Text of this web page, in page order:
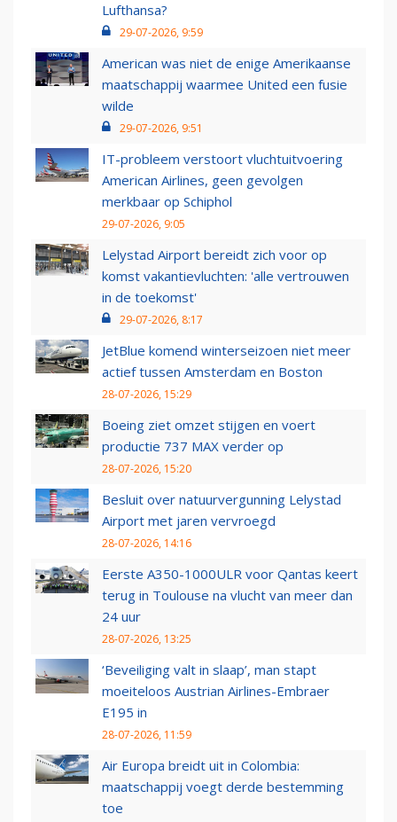
Lufthansa?
29-07-2026, 9:59
American was niet de enige Amerikaanse
maatschappij waarmee United een fusie
wilde
29-07-2026, 9:51
IT-probleem verstoort vluchtuitvoering
American Airlines, geen gevolgen
merkbaar op Schiphol
29-07-2026, 9:05
Lelystad Airport bereidt zich voor op
komst vakantievluchten: 'alle vertrouwen
in de toekomst'
29-07-2026, 8:17
JetBlue komend winterseizoen niet meer
actief tussen Amsterdam en Boston
28-07-2026, 15:29
Boeing ziet omzet stijgen en voert
productie 737 MAX verder op
28-07-2026, 15:20
Besluit over natuurvergunning Lelystad
Airport met jaren vervroegd
28-07-2026, 14:16
Eerste A350-1000ULR voor Qantas keert
terug in Toulouse na vlucht van meer dan
24 uur
28-07-2026, 13:25
‘Beveiliging valt in slaap’, man stapt
moeiteloos Austrian Airlines-Embraer
E195 in
28-07-2026, 11:59
Air Europa breidt uit in Colombia:
maatschappij voegt derde bestemming
toe